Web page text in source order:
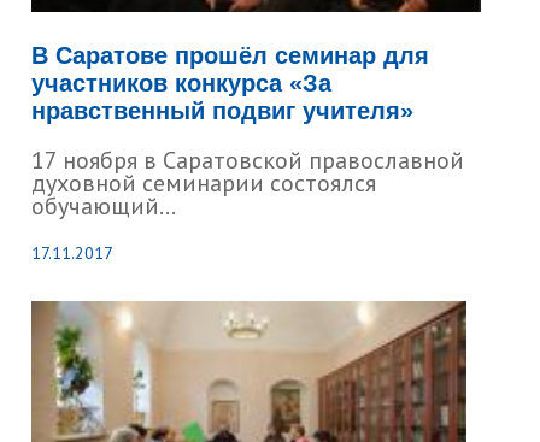
В Саратове прошёл семинар для
участников конкурса «За
нравственный подвиг учителя»
17 ноября в Саратовской православной
духовной семинарии состоялся
обучающий...
17.11.2017